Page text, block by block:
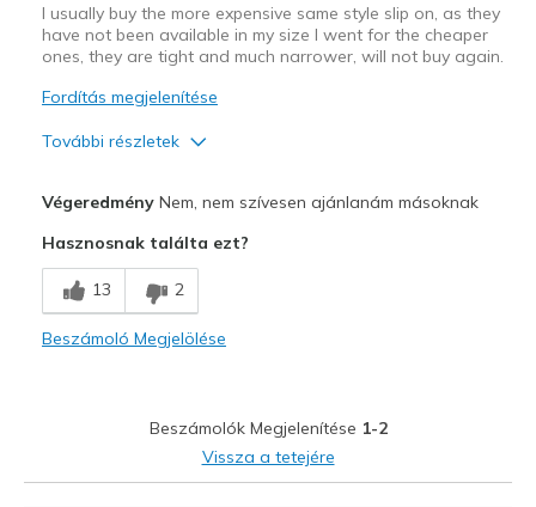
I usually buy the more expensive same style slip on, as they
have not been available in my size I went for the cheaper
ones, they are tight and much narrower, will not buy again.
Fordítás megjelenítése
További részletek
Stylish
Kontra
Need Break In
VégeredményNem, nem szívesen ajánlanám másoknak
Hasznosnak találta ezt?
13 2
Beszámoló Megjelölése
Beszámolók Megjelenítése 1-2
Vissza a tetejére